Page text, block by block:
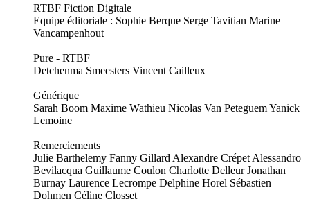
RTBF Fiction Digitale
Equipe éditoriale : Sophie Berque Serge Tavitian Marine
Vancampenhout
Pure - RTBF
Detchenma Smeesters Vincent Cailleux
Générique
Sarah Boom Maxime Wathieu Nicolas Van Peteguem Yanick
Lemoine
Remerciements
Julie Barthelemy Fanny Gillard Alexandre Crépet Alessandro
Bevilacqua Guillaume Coulon Charlotte Delleur Jonathan
Burnay Laurence Lecrompe Delphine Horel Sébastien
Dohmen Céline Closset